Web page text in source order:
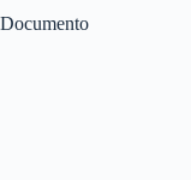
Documento